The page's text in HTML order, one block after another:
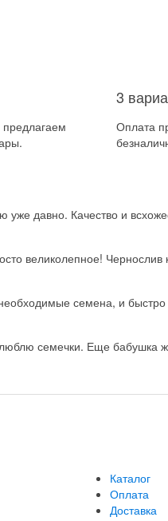
3
Оплата
давно. Качество и
великолепное!
семена, и быстро
семечки. Еще бабушка
Каталог
Оплата
Доставка